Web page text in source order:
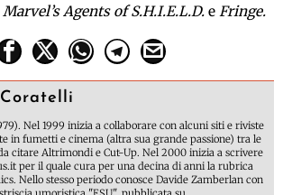
Agents of S.H.I.E.L.D. e Fringe.
Nel 1999 inizia a collaborare con alcuni siti e riviste
in fumetti e cinema (altra sua grande passione) tra le
citare Altrimondi e Cut-Up. Nel 2000 inizia a scrivere
per il quale cura per una decina di anni la rubrica
Nello stesso periodo conosce Davide Zamberlan con